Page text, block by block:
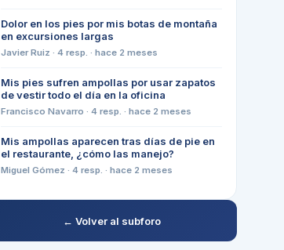
Dolor en los pies por mis botas de montaña
en excursiones largas
Javier Ruiz · 4 resp. · hace 2 meses
Mis pies sufren ampollas por usar zapatos
de vestir todo el día en la oficina
Francisco Navarro · 4 resp. · hace 2 meses
Mis ampollas aparecen tras días de pie en
el restaurante, ¿cómo las manejo?
Miguel Gómez · 4 resp. · hace 2 meses
← Volver al subforo